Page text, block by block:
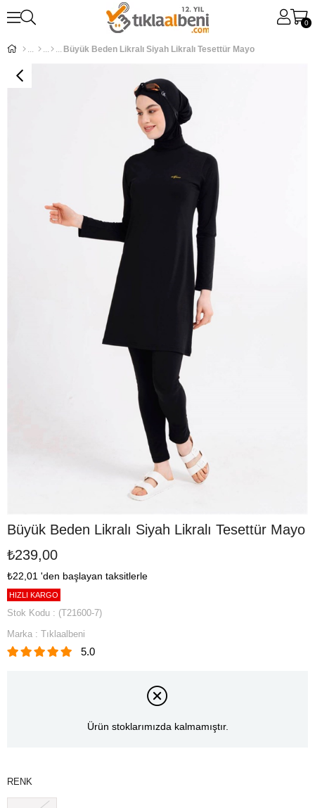
0
Büyük Beden Likralı Siyah Likralı Tesettür Mayo
Büyük Beden Likralı Siyah Likralı Tesettür Mayo
₺239,00
₺22,01 'den başlayan taksitlerle
HIZLI KARGO
Stok Kodu
(T21600-7)
Marka : Tıklaalbeni
5.0
Ürün stoklarımızda kalmamıştır.
RENK